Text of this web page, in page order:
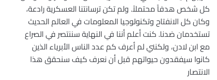
كل شخص هدفاً محتملاً. ولم تكن ترسانتنا العسكرية رادعة،
وكان كل الانفتاح وتكنولوجيا المعلومات في العالم الحديث
تستخدمان ضدنا. كنت أعلم أننا في النهاية سننتصر في الصراع
مع ابن لادن، ولكنني لم أعرف كم عدد الناس الأبرياء الذين
كانوا سيفقدون حيواتهم قبل أن نعرف كيف سنحقق هذا
الانتصار